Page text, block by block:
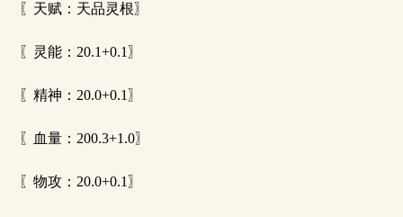
〖天赋：天品灵根〗
〖灵能：20.1+0.1〗
〖精神：20.0+0.1〗
〖血量：200.3+1.0〗
〖物攻：20.0+0.1〗